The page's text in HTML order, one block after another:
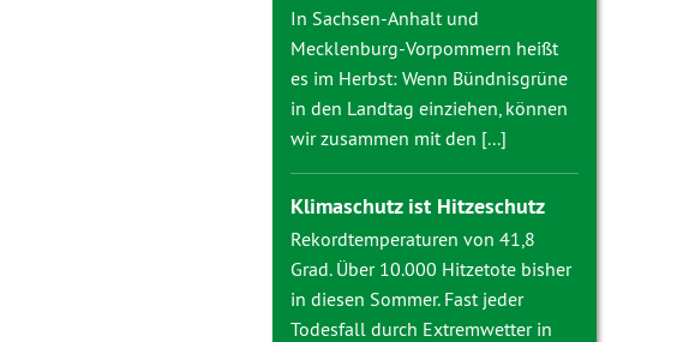
In Sachsen-Anhalt und
Mecklenburg-Vorpommern heißt
es im Herbst: Wenn Bündnisgrüne
in den Landtag einziehen, können
wir zusammen mit den [...]
Klimaschutz ist Hitzeschutz
Rekordtemperaturen von 41,8
Grad. Über 10.000 Hitzetote bisher
in diesen Sommer. Fast jeder
Todesfall durch Extremwetter in